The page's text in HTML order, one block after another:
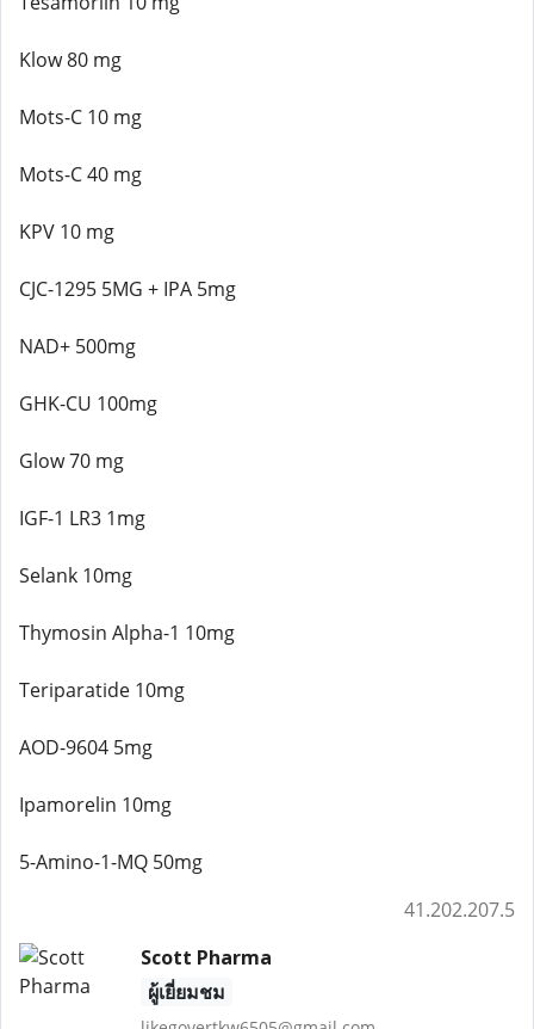
Klow 80 mg
Mots-C 10 mg
Mots-C 40 mg
KPV 10 mg
CJC-1295 5MG + IPA 5mg
NAD+ 500mg
GHK-CU 100mg
Glow 70 mg
IGF-1 LR3 1mg
Selank 10mg
Thymosin Alpha-1 10mg
Teriparatide 10mg
AOD-9604 5mg
Ipamorelin 10mg
5-Amino-1-MQ 50mg
41.202.207.5
Scott Pharma
ผู้เยี่ยมชม